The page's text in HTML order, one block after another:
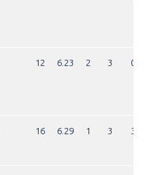
12 6.23 2 3 0
16 6.29 1 3 3